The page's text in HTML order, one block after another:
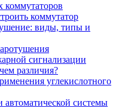
коммутатор
виды, типы и
сигнализации
различия?
углекислотного
системы